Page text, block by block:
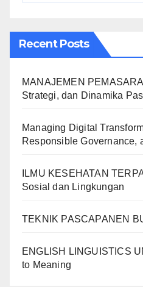
Recent Posts
MANAJEMEN
Strategi, dan Dinamika
Managing Digital
Responsible Governance,
ILMU KESEHATAN
Sosial dan Lingkungan
TEKNIK PASCAPANEN
ENGLISH LINGUISTICS
to Meaning